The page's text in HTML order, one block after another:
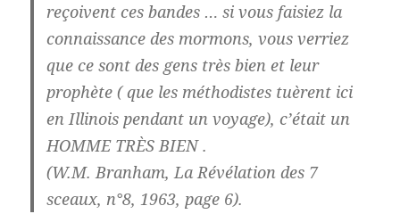
reçoivent ces bandes … si vous faisiez la
connaissance des mormons, vous verriez
que ce sont des gens très bien et leur
prophète ( que les méthodistes tuèrent ici
en Illinois pendant un voyage), c’était un
HOMME TRÈS BIEN .
(W.M. Branham, La Révélation des 7
sceaux, n°8, 1963, page 6).